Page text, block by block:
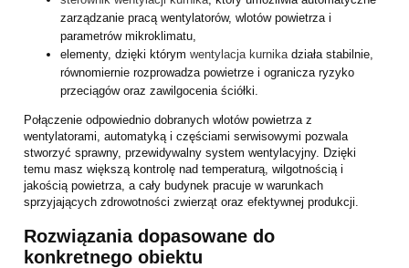
zarządzanie pracą wentylatorów, wlotów powietrza i
parametrów mikroklimatu,
elementy, dzięki którym wentylacja kurnikadziała stabilnie,
równomiernie rozprowadza powietrze i ogranicza ryzyko
przeciągów oraz zawilgocenia ściółki.
Połączenie odpowiednio dobranych wlotów powietrza z
wentylatorami, automatyką i częściami serwisowymi pozwala
stworzyć sprawny, przewidywalny system wentylacyjny. Dzięki
temu masz większą kontrolę nad temperaturą, wilgotnością i
jakością powietrza, a cały budynek pracuje w warunkach
sprzyjających zdrowotności zwierząt oraz efektywnej produkcji.
Rozwiązania dopasowane do
konkretnego obiektu